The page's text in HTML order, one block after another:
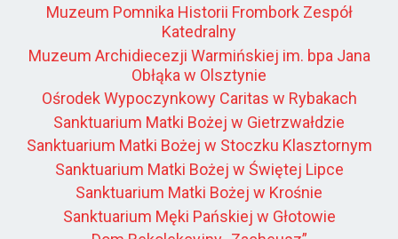
Muzeum Pomnika Historii Frombork Zespół
Katedralny
Muzeum Archidiecezji Warmińskiej im. bpa Jana
Obłąka w Olsztynie
Ośrodek Wypoczynkowy Caritas w Rybakach
Sanktuarium Matki Bożej w Gietrzwałdzie
Sanktuarium Matki Bożej w Stoczku Klasztornym
Sanktuarium Matki Bożej w Świętej Lipce
Sanktuarium Matki Bożej w Krośnie
Sanktuarium Męki Pańskiej w Głotowie